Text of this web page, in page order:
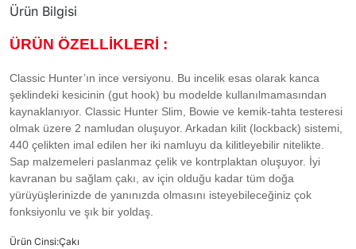
Ürün Bilgisi
ÜRÜN ÖZELLİKLERİ :
Classic Hunter’ın ince versiyonu. Bu incelik esas olarak kanca
şeklindeki kesicinin (gut hook) bu modelde kullanılmamasından
kaynaklanıyor. Classic Hunter Slim, Bowie ve kemik-tahta testeresi
olmak üzere 2 namludan oluşuyor. Arkadan kilit (lockback) sistemi,
440 çelikten imal edilen her iki namluyu da kilitleyebilir nitelikte.
Sap malzemeleri paslanmaz çelik ve kontrplaktan oluşuyor. İyi
kavranan bu sağlam çakı, av için olduğu kadar tüm doğa
yürüyüşlerinizde de yanınızda olmasını isteyebileceğiniz çok
fonksiyonlu ve şık bir yoldaş.
Ürün Cinsi:Çakı